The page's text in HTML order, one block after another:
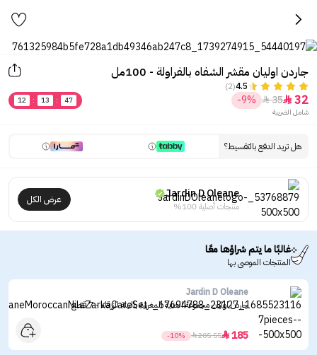
جاردن اوليان مقشر الشفاه بالفراولة - 100مل
4.5
(2)
32

35

-9%
12 : 13 :
47
شامل الضريبة
هل تريد الدفع بالتقسيط؟
Jardin D Oleane
منتجات أصلية 100%
عرض الكل
غالبًا ما يتم شراؤها معًا
المنتجات الموصى بها
Jardin D Oleane
جاردن اوليان مجموعة العناية المغربية بالنيلة الزرقاء - 7 قطع
185

205.55

-10%